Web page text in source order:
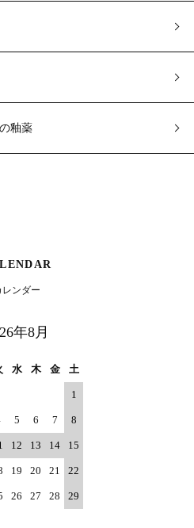
釉薬
レンダー
年8月
水 木 金 土
1
5 6 7 8
12 13 14 15
19 20 21 22
26 27 28 29